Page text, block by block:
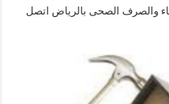
والصرف الصحى بالرياض اتصل